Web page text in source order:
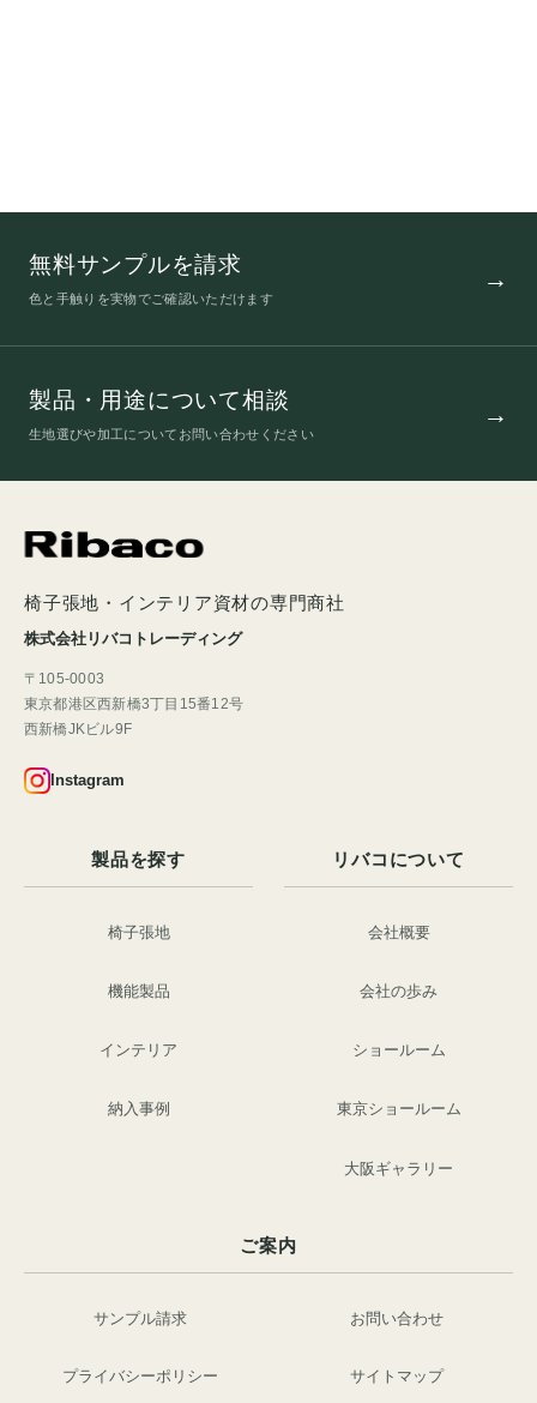
無料サンプルを請求
色と手触りを実物でご確認いただけます
製品・用途について相談
生地選びや加工についてお問い合わせください
椅子張地・インテリア資材の専門商社
株式会社リバコトレーディング
〒105-0003
東京都港区西新橋3丁目15番12号
西新橋JKビル9F
Instagram
製品を探す
椅子張地
機能製品
インテリア
納入事例
リバコについて
会社概要
会社の歩み
ショールーム
東京ショールーム
大阪ギャラリー
ご案内
サンプル請求 お問い合わせ
プライバシーポリシー サイトマップ